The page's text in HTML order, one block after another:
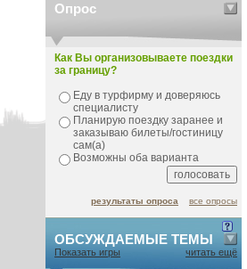
Опрос
Как Вы организовываете поездки
за границу?
Еду в турфирму и доверяюсь
специалисту
Планирую поездку заранее и
заказываю билеты/гостиницу
сам(а)
Возможны оба варианта
результаты опроса все опросы
ОБСУЖДАЕМЫЕ ТЕМЫ
Показать игры читать ещё